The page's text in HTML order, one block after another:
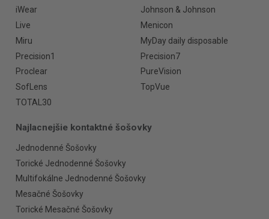
iWear
Johnson & Johnson
Live
Menicon
Miru
MyDay daily disposable
Precision1
Precision7
Proclear
PureVision
SofLens
TopVue
TOTAL30
Najlacnejšie kontaktné šošovky
Jednodenné Šošovky
Torické Jednodenné Šošovky
Multifokálne Jednodenné Šošovky
Mesačné Šošovky
Torické Mesačné Šošovky